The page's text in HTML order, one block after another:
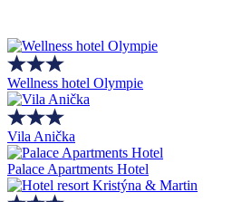
Wellness hotel Olympie
Vila Anička
Palace Apartments Hotel